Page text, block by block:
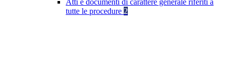
Atti e documenti di carattere generale riferiti a
tutte le procedure 2